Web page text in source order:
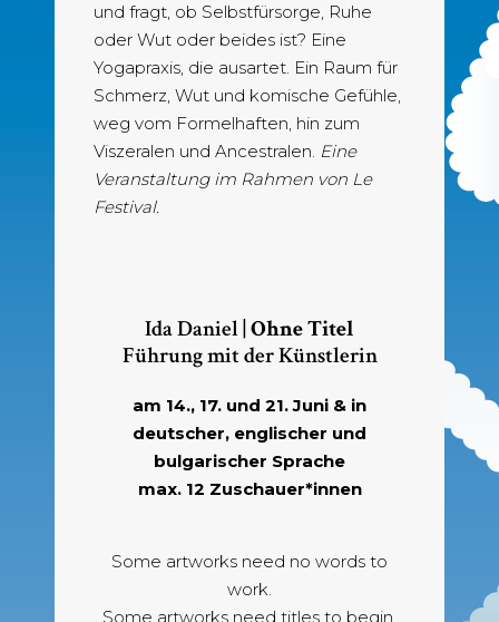
und fragt, ob Selbstfürsorge, Ruhe
oder Wut oder beides ist? Eine
Yogapraxis, die ausartet. Ein Raum für
Schmerz, Wut und komische Gefühle,
weg vom Formelhaften, hin zum
Viszeralen und Ancestralen. Eine
Veranstaltung im Rahmen von Le
Festival.
Ida Daniel | Ohne Titel
Führung mit der Künstlerin
am 14., 17. und 21. Juni & in
deutscher, englischer und
bulgarischer Sprache
max. 12 Zuschauer*innen
Some artworks need no words to
work.
Some artworks need titles to begin.